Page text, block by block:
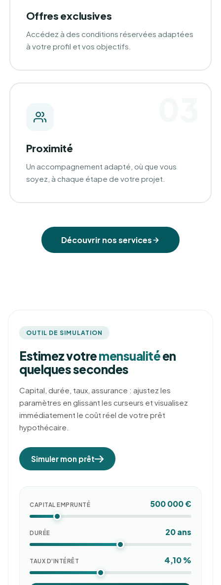
Offres exclusives
Accédez à des conditions réservées adaptées
à votre profil et vos objectifs.
Proximité
Un accompagnement adapté, où que vous
soyez, à chaque étape de votre projet.
Découvrir nos services
OUTIL DE SIMULATION
Estimez votremensualitéen
quelques secondes
Capital, durée, taux, assurance : ajustez les
paramètres en glissant les curseurs et visualisez
immédiatement le coût réel de votre prêt
hypothécaire.
Simuler mon prêt
CAPITAL EMPRUNTÉ 500 000 €
DURÉE 20 ans
TAUX D'INTÉRÊT 4,10 %